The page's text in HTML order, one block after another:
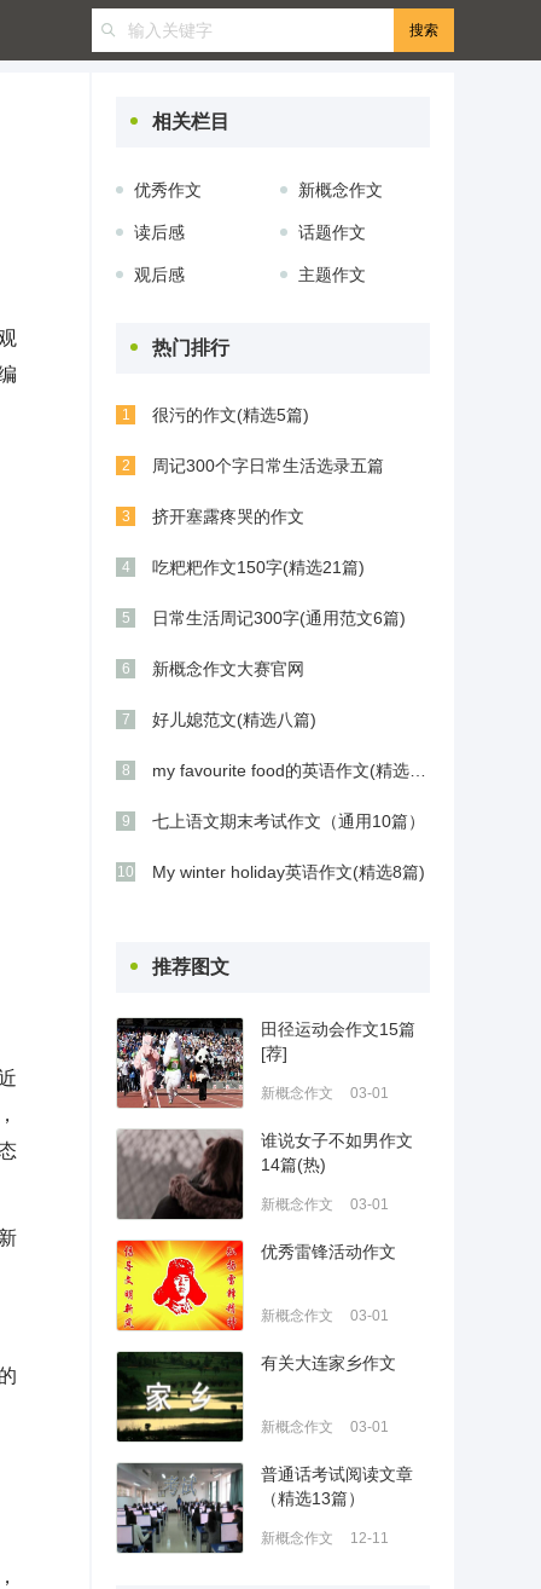
相关栏目
优秀作文 新概念作文
读后感 话题作文
观后感 主题作文
热门排行
1 很污的作文(精选5篇)
2 周记300个字日常生活选录五篇
3 挤开塞露疼哭的作文
4 吃粑粑作文150字(精选21篇)
5 日常生活周记300字(通用范文6篇)
6 新概念作文大赛官网
7 好儿媳范文(精选八篇)
8
9 七上语文期末考试作文（通用10篇）
10 My winter holiday英语作文(精选8篇)
推荐图文
田径运动会作文15篇
[荐]
新概念作文 03-01
谁说女子不如男作文
14篇(热)
新概念作文 03-01
优秀雷锋活动作文
新概念作文 03-01
有关大连家乡作文
新概念作文 03-01
普通话考试阅读文章
（精选13篇）
新概念作文 12-11